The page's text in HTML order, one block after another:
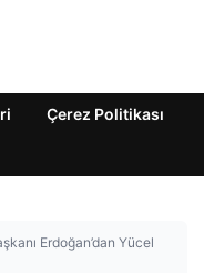
Çerez Politikası
Erdoğan’dan Yücel